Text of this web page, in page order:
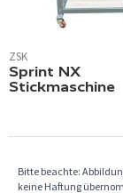
ZSK
Sprint NX
Stickmaschine
Bitte beachte:
keine Haftung